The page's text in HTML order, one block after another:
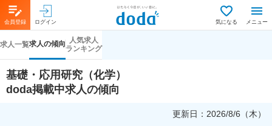
会員登録 ログイン 気になる メニュー
求人一覧求人の傾向 人気求人
ランキング
基礎・応用研究（化学）
doda掲載中求人の傾向
更新日： 2026/8/6（木）